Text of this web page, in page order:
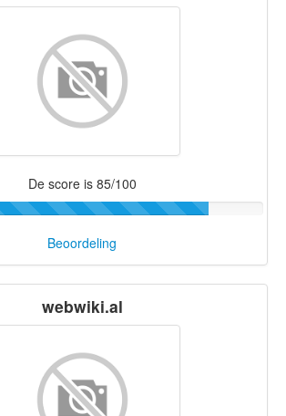
De score is 85/100
Beoordeling
webwiki.al